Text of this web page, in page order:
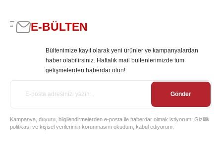
E-BÜLTEN
Bültenimize kayıt olarak yeni ürünler ve kampanyalardan
haber olabilirsiniz. Haftalık mail bültenlerimizde tüm
gelişmelerden haberdar olun!
Gönder
Kampanya, duyuru, bilgilendirmelerden e-posta ile haberdar olmak istiyorum. Gizlilik
politikası ve kişisel verilerimin korunmasını okudum, kabul ediyorum.